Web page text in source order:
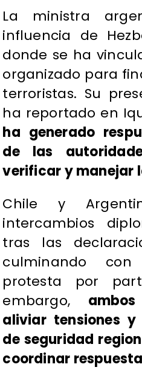
La ministra
influencia de
donde se ha
organizado para
terroristas. Su
ha reportado en
ha generado
de las
verificar y manejar
Chile y
intercambios
tras las
culminando
protesta por
embargo,
aliviar tensiones
de seguridad
coordinar